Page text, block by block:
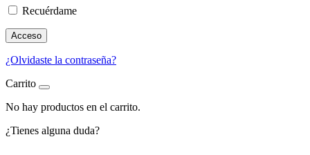
Recuérdame
Acceso
¿Olvidaste la contraseña?
Carrito
No hay productos en el carrito.
¿Tienes alguna duda?